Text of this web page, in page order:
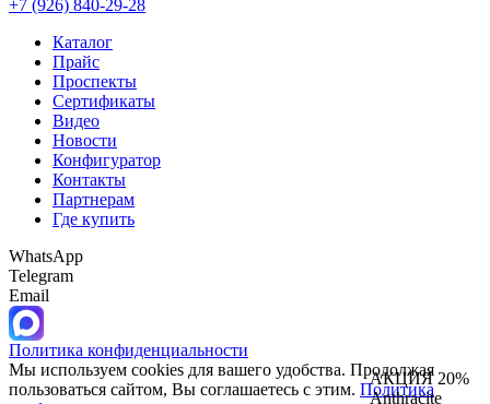
АКЦИЯ 20%
Anthracite
+7 (926) 840-29-28
Каталог
Прайс
Проспекты
Сертификаты
Видео
Новости
Конфигуратор
Контакты
Партнерам
Где купить
WhatsApp
Telegram
Email
Политика конфиденциальности
Мы используем cookies для вашего удобства. Продолжая
пользоваться сайтом, Вы соглашаетесь с этим. Политика